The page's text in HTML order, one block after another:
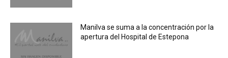
Manilva se suma a la concentración por la
apertura del Hospital de Estepona